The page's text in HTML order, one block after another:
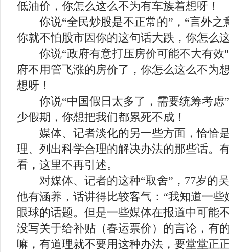
低油价，你怎么这么不为有车族着想呀！
你说“全民炒股是不正常的”，“言外之
你就不怕股市因你的这句话大跌，你怎么
你说“政府有意打压房价可能不大有效"
府不用管飞涨的房价了，你怎么这么不为
想呀！
你说“中国假日太多了，需要统筹考虑”
少假期，你想把我们都累死不成！
媒体、记者淡化的另一些方面，恰恰
理、列出科学合理的解决办法的那些话。
看，这里不再引述。
对媒体、记者的这种“取舍”，77岁的
他有涵养，话讲得比较客气：“我知道一
眼球的话题。但是一些媒体在报道中可能
没写关于给补贴（春运票价）的言论，有
嘛，有道理就不要用这种办法，要堂堂正